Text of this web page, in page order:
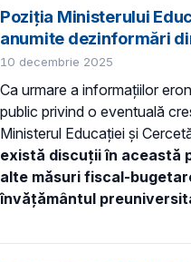
Poziția Ministerului
anumite dezinformări
10 decembrie 2025
Ca urmare a informațiilor
public privind o eventuală
Ministerul Educației și
există discuții în această
alte măsuri fiscal-
învățământul